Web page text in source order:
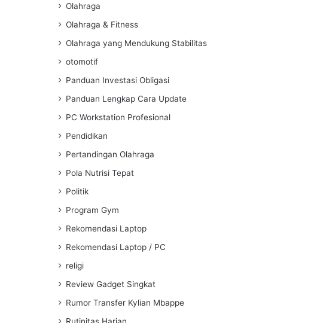
Olahraga
Olahraga & Fitness
Olahraga yang Mendukung Stabilitas
otomotif
Panduan Investasi Obligasi
Panduan Lengkap Cara Update
PC Workstation Profesional
Pendidikan
Pertandingan Olahraga
Pola Nutrisi Tepat
Politik
Program Gym
Rekomendasi Laptop
Rekomendasi Laptop / PC
religi
Review Gadget Singkat
Rumor Transfer Kylian Mbappe